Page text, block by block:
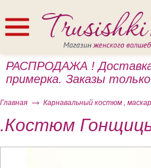
РАСПРОДАЖА !
примерка. Заказы только
Главная Карнавальный костюм ,
.Костюм